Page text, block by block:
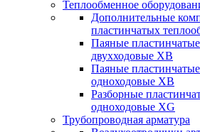
Теплообменное
Дополнительные
пластинчатых
Паяные
двухходовые XB
Паяные
одноходовые ХВ
Разборные
одноходовые ХG
Трубопроводная арматура